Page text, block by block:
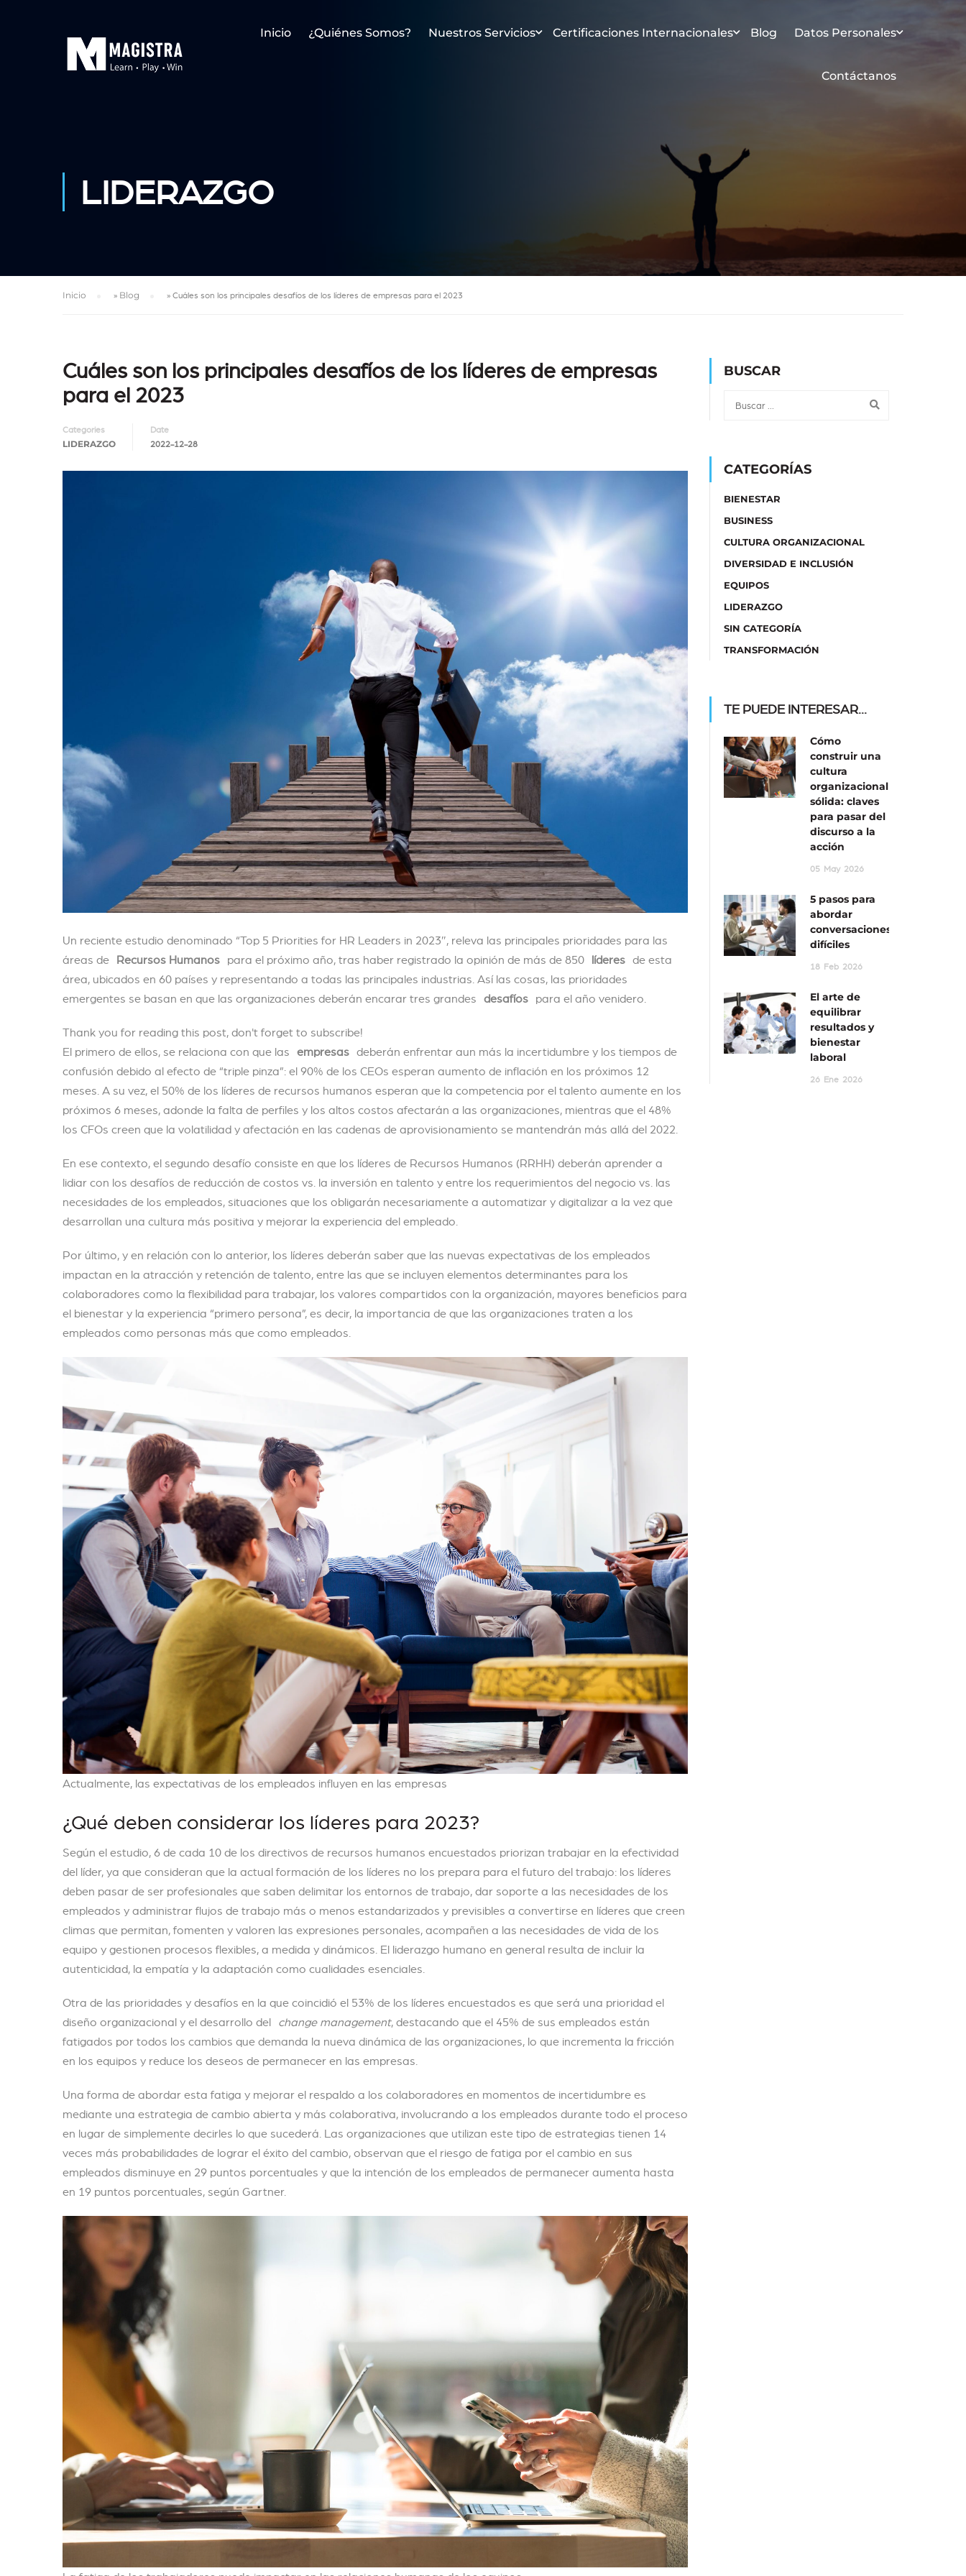
Inicio ¿Quiénes Somos? Nuestros Servicios Certificaciones Internacionales Blog Datos Personales
Contáctanos
LIDERAZGO
Inicio » Blog » Cuáles son los principales desafíos de los líderes de empresas para el 2023
Cuáles son los principales desafíos de los líderes de empresas
para el 2023
Categories
LIDERAZGO
Date
2022-12-28
Un reciente estudio denominado “Top 5 Priorities for HR Leaders in 2023″, releva las principales prioridades para las
áreas de Recursos Humanos para el próximo año, tras haber registrado la opinión de más de 850 líderes de esta
área, ubicados en 60 países y representando a todas las principales industrias. Así las cosas, las prioridades
emergentes se basan en que las organizaciones deberán encarar tres grandes desafíos para el año venidero.
Thank you for reading this post, don't forget to subscribe!
El primero de ellos, se relaciona con que las empresas deberán enfrentar aun más la incertidumbre y los tiempos de
confusión debido al efecto de “triple pinza”: el 90% de los CEOs esperan aumento de inflación en los próximos 12
meses. A su vez, el 50% de los líderes de recursos humanos esperan que la competencia por el talento aumente en los
próximos 6 meses, adonde la falta de perfiles y los altos costos afectarán a las organizaciones, mientras que el 48%
los CFOs creen que la volatilidad y afectación en las cadenas de aprovisionamiento se mantendrán más allá del 2022.
En ese contexto, el segundo desafío consiste en que los líderes de Recursos Humanos (RRHH) deberán aprender a
lidiar con los desafíos de reducción de costos vs. la inversión en talento y entre los requerimientos del negocio vs. las
necesidades de los empleados, situaciones que los obligarán necesariamente a automatizar y digitalizar a la vez que
desarrollan una cultura más positiva y mejorar la experiencia del empleado.
Por último, y en relación con lo anterior, los líderes deberán saber que las nuevas expectativas de los empleados
impactan en la atracción y retención de talento, entre las que se incluyen elementos determinantes para los
colaboradores como la flexibilidad para trabajar, los valores compartidos con la organización, mayores beneficios para
el bienestar y la experiencia “primero persona”, es decir, la importancia de que las organizaciones traten a los
empleados como personas más que como empleados.
Actualmente, las expectativas de los empleados influyen en las empresas
¿Qué deben considerar los líderes para 2023?
Según el estudio, 6 de cada 10 de los directivos de recursos humanos encuestados priorizan trabajar en la efectividad
del líder, ya que consideran que la actual formación de los líderes no los prepara para el futuro del trabajo: los líderes
deben pasar de ser profesionales que saben delimitar los entornos de trabajo, dar soporte a las necesidades de los
empleados y administrar flujos de trabajo más o menos estandarizados y previsibles a convertirse en líderes que creen
climas que permitan, fomenten y valoren las expresiones personales, acompañen a las necesidades de vida de los
equipo y gestionen procesos flexibles, a medida y dinámicos. El liderazgo humano en general resulta de incluir la
autenticidad, la empatía y la adaptación como cualidades esenciales.
Otra de las prioridades y desafíos en la que coincidió el 53% de los líderes encuestados es que será una prioridad el
diseño organizacional y el desarrollo del change management, destacando que el 45% de sus empleados están
fatigados por todos los cambios que demanda la nueva dinámica de las organizaciones, lo que incrementa la fricción
en los equipos y reduce los deseos de permanecer en las empresas.
Una forma de abordar esta fatiga y mejorar el respaldo a los colaboradores en momentos de incertidumbre es
mediante una estrategia de cambio abierta y más colaborativa, involucrando a los empleados durante todo el proceso
en lugar de simplemente decirles lo que sucederá. Las organizaciones que utilizan este tipo de estrategias tienen 14
veces más probabilidades de lograr el éxito del cambio, observan que el riesgo de fatiga por el cambio en sus
empleados disminuye en 29 puntos porcentuales y que la intención de los empleados de permanecer aumenta hasta
en 19 puntos porcentuales, según Gartner.
BUSCAR
CATEGORÍAS
BIENESTAR
BUSINESS
CULTURA ORGANIZACIONAL
DIVERSIDAD E INCLUSIÓN
EQUIPOS
LIDERAZGO
SIN CATEGORÍA
TRANSFORMACIÓN
TE PUEDE INTERESAR...
Cómo
construir una
cultura
organizacional
sólida: claves
para pasar del
discurso a la
acción
05 May 2026
5 pasos para
abordar
conversaciones
difíciles
18 Feb 2026
El arte de
equilibrar
resultados y
bienestar
laboral
26 Ene 2026